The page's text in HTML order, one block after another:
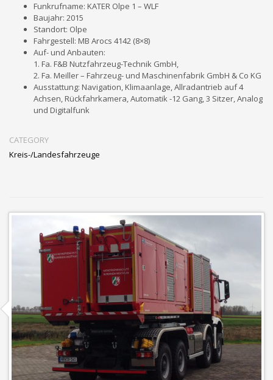
Funkrufname: KATER Olpe 1 – WLF
Baujahr: 2015
Standort: Olpe
Fahrgestell: MB Arocs 4142 (8×8)
Auf- und Anbauten:
1. Fa. F&B Nutzfahrzeug-Technik GmbH,
2. Fa. Meiller – Fahrzeug- und Maschinenfabrik GmbH & Co KG
Ausstattung: Navigation, Klimaanlage, Allradantrieb auf 4
Achsen, Rückfahrkamera, Automatik -12 Gang, 3 Sitzer, Analog
und Digitalfunk
CATEGORY
Kreis-/Landesfahrzeuge